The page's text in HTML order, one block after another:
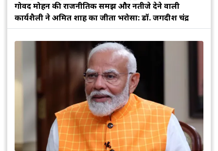
गोविंद मोहन की राजनीतिक समझ और नतीजे देने वाली
कार्यशैली ने अमित शाह का जीता भरोसा: डॉ. जगदीश चंद्र